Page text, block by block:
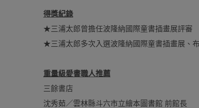
得獎紀錄
★三浦太郎曾擔任波隆納國際童書插畫展評審
★三浦太郎多次入選波隆納國際童書插畫展、
重量級愛書職人推薦
三餘書店
沈秀茹／雲林縣斗六市立繪本圖書館 前館長